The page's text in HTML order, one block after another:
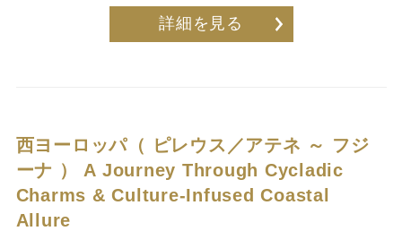
詳細を見る
西ヨーロッパ（ ピレウス／アテネ ～ フジ
ーナ ） A Journey Through Cycladic
Charms & Culture-Infused Coastal
Allure